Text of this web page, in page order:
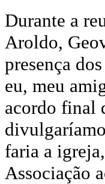
Durante a
Aroldo,
presença
eu, meu
acordo final
faria a
Associação